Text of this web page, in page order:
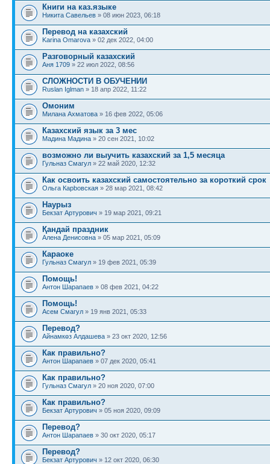
Книги на каз.языке
Никита Савельев » 08 июн 2023, 06:18
Перевод на казахский
Karina Omarova » 02 дек 2022, 04:00
Разговорный казахский
Аня 1709 » 22 июл 2022, 08:56
СЛОЖНОСТИ В ОБУЧЕНИИ
Ruslan Iglman » 18 апр 2022, 11:22
Омоним
Милана Ахматова » 16 фев 2022, 05:06
Казахский язык за 3 мес
Мадина Мадина » 20 сен 2021, 10:02
возможно ли выучить казахский за 1,5 месяца
Гульназ Смагул » 22 май 2020, 12:32
Как освоить казахский самостоятельно за короткий срок
Ольга Карbовская » 28 мар 2021, 08:42
Наурыз
Бекзат Артурович » 19 мар 2021, 09:21
Қандай праздник
Алена Денисовна » 05 мар 2021, 05:09
Караоке
Гульназ Смагул » 19 фев 2021, 05:39
Помощь!
Антон Шарапаев » 08 фев 2021, 04:22
Помощь!
Асем Смагул » 19 янв 2021, 05:33
Перевод?
Айнамкөз Алдашева » 23 окт 2020, 12:56
Как правильно?
Антон Шарапаев » 07 дек 2020, 05:41
Как правильно?
Гульназ Смагул » 20 ноя 2020, 07:00
Как правильно?
Бекзат Артурович » 05 ноя 2020, 09:09
Перевод?
Антон Шарапаев » 30 окт 2020, 05:17
Перевод?
Бекзат Артурович » 12 окт 2020, 06:30